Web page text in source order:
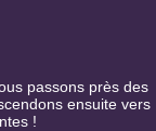
passons près des
ensuite vers
!